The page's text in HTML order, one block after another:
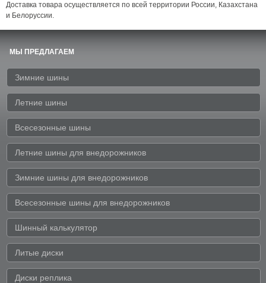
Доставка товара осуществляется по всей территории России, Казахстана
и Белоруссии.
МЫ ПРЕДЛАГАЕМ
Зимние шины
Летние шины
Всесезонные шины
Летние шины для внедорожников
Зимние шины для внедорожников
Всесезонные шины для внедорожников
Шинный калькулятор
Литые диски
Диски реплика